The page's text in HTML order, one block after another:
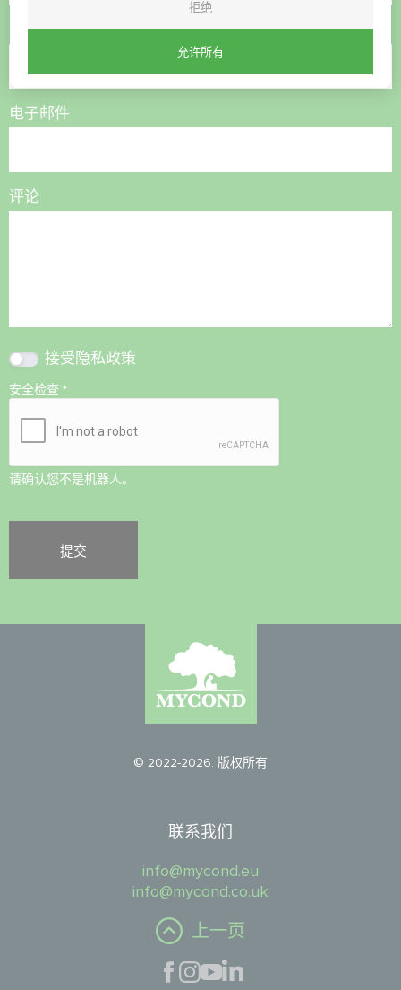
电话号码
电子邮件
评论
接受隐私政策
安全检查 *
请确认您不是机器人。
© 2022-2026. 版权所有
联系我们
info@mycond.eu
info@mycond.co.uk
上一页
拒绝
允许所有